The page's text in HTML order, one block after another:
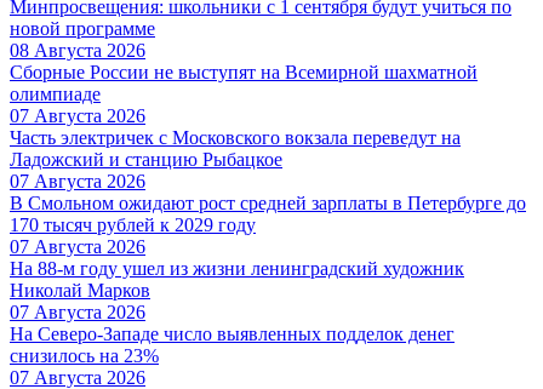
Минпросвещения: школьники с 1 сентября будут учиться по
новой программе
08 Августа 2026
Сборные России не выступят на Всемирной шахматной
олимпиаде
07 Августа 2026
Часть электричек с Московского вокзала переведут на
Ладожский и станцию Рыбацкое
07 Августа 2026
В Смольном ожидают рост средней зарплаты в Петербурге до
170 тысяч рублей к 2029 году
07 Августа 2026
На 88-м году ушел из жизни ленинградский художник
Николай Марков
07 Августа 2026
На Северо-Западе число выявленных подделок денег
снизилось на 23%
07 Августа 2026